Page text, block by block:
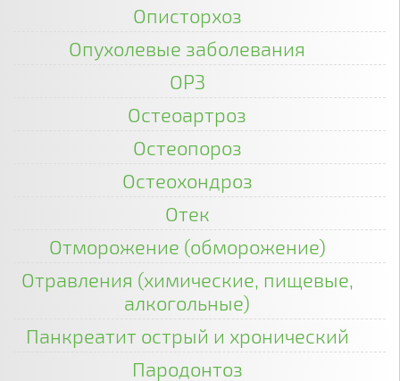
Описторхоз
Опухолевые заболевания
ОРЗ
Остеоартроз
Остеопороз
Остеохондроз
Отек
Отморожение (обморожение)
Отравления (химические, пищевые,
алкогольные)
Панкреатит острый и хронический
Пародонтоз